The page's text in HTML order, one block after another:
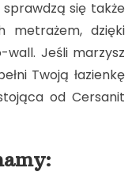
się także
metrażem, dzięki
Jeśli marzysz
Twoją łazienkę
od Cersanit